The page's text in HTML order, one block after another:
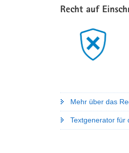
Recht auf
Mehr über das
Textgenerator für